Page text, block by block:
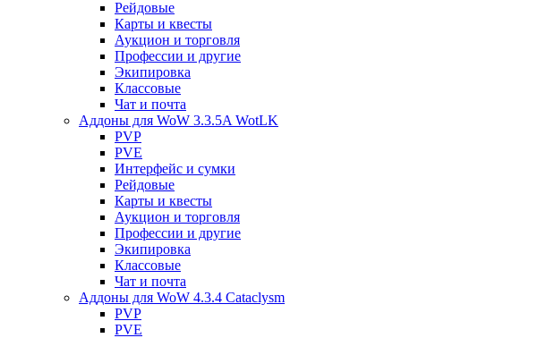
Рейдовые
Карты и квесты
Аукцион и торговля
Профессии и другие
Экипировка
Классовые
Чат и почта
Аддоны для WoW 3.3.5A WotLK
PVP
PVE
Интерфейс и сумки
Рейдовые
Карты и квесты
Аукцион и торговля
Профессии и другие
Экипировка
Классовые
Чат и почта
Аддоны для WoW 4.3.4 Cataclysm
PVP
PVE